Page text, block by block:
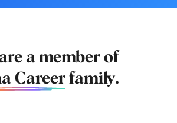
a member of
Career family.